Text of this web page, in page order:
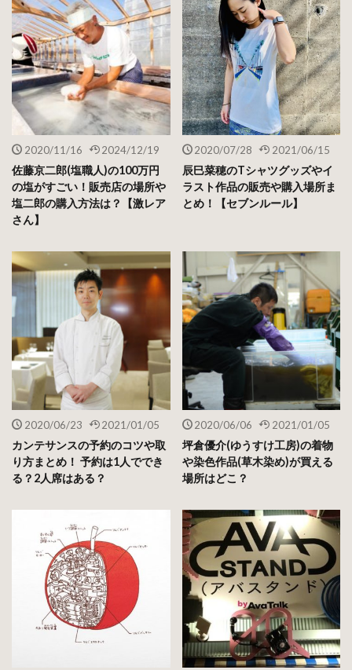
2020/11/16 2024/12/19
佐藤京二郎(塩職人)の100万円
の塩がすごい！販売店の場所や
塩二郎の購入方法は？【激レア
さん】
2020/07/28 2021/06/15
辰巳菜穂のTシャツグッズやイ
ラスト作品の販売や購入場所ま
とめ！【セブンルール】
2020/06/23 2021/01/05
カンテサンスの予約のコツや取
り方まとめ！ 予約は1人ででき
る？2人席はある？
2020/06/06 2021/01/05
坪倉優介(ゆうすけ工房)の着物
や染色作品(草木染め)が買える
場所はどこ？